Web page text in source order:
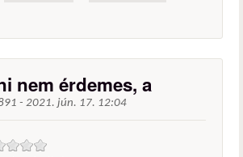
nem érdemes, a
- 2021. jún. 17. 12:04